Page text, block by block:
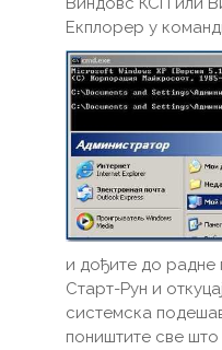
Екплорер у
и дођите до радне
Старт-Рун и
системска
поништите све